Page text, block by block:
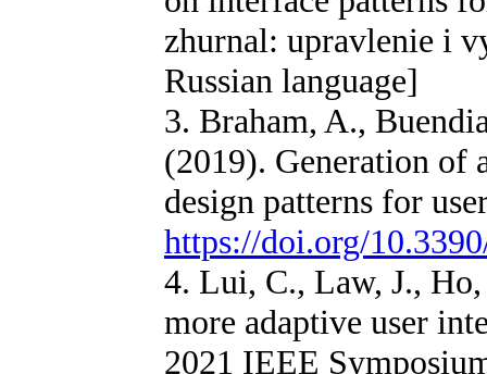
zhurnal: upravlenie i
Russian language]
3. Braham, A.,
(2019). Generation of
design patterns for
https://doi.org/
4. Lui, C., Law, J.,
more adaptive user
2021 IEEE